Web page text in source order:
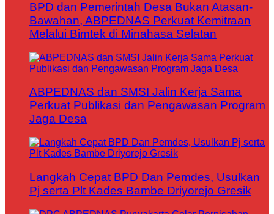
BPD dan Pemerintah Desa Bukan Atasan-
Bawahan, ABPEDNAS Perkuat Kemitraan
Melalui Bimtek di Minahasa Selatan
ABPEDNAS dan SMSI Jalin Kerja Sama
Perkuat Publikasi dan Pengawasan Program
Jaga Desa
Langkah Cepat BPD Dan Pemdes, Usulkan
Pj serta Plt Kades Bambe Driyorejo Gresik